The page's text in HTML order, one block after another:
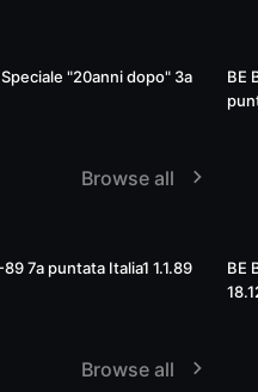
52:34
Speciale "20anni dopo" 3a
BE
Browse all
51:26
7a puntata Italia1 1.1.89
BE
Browse all